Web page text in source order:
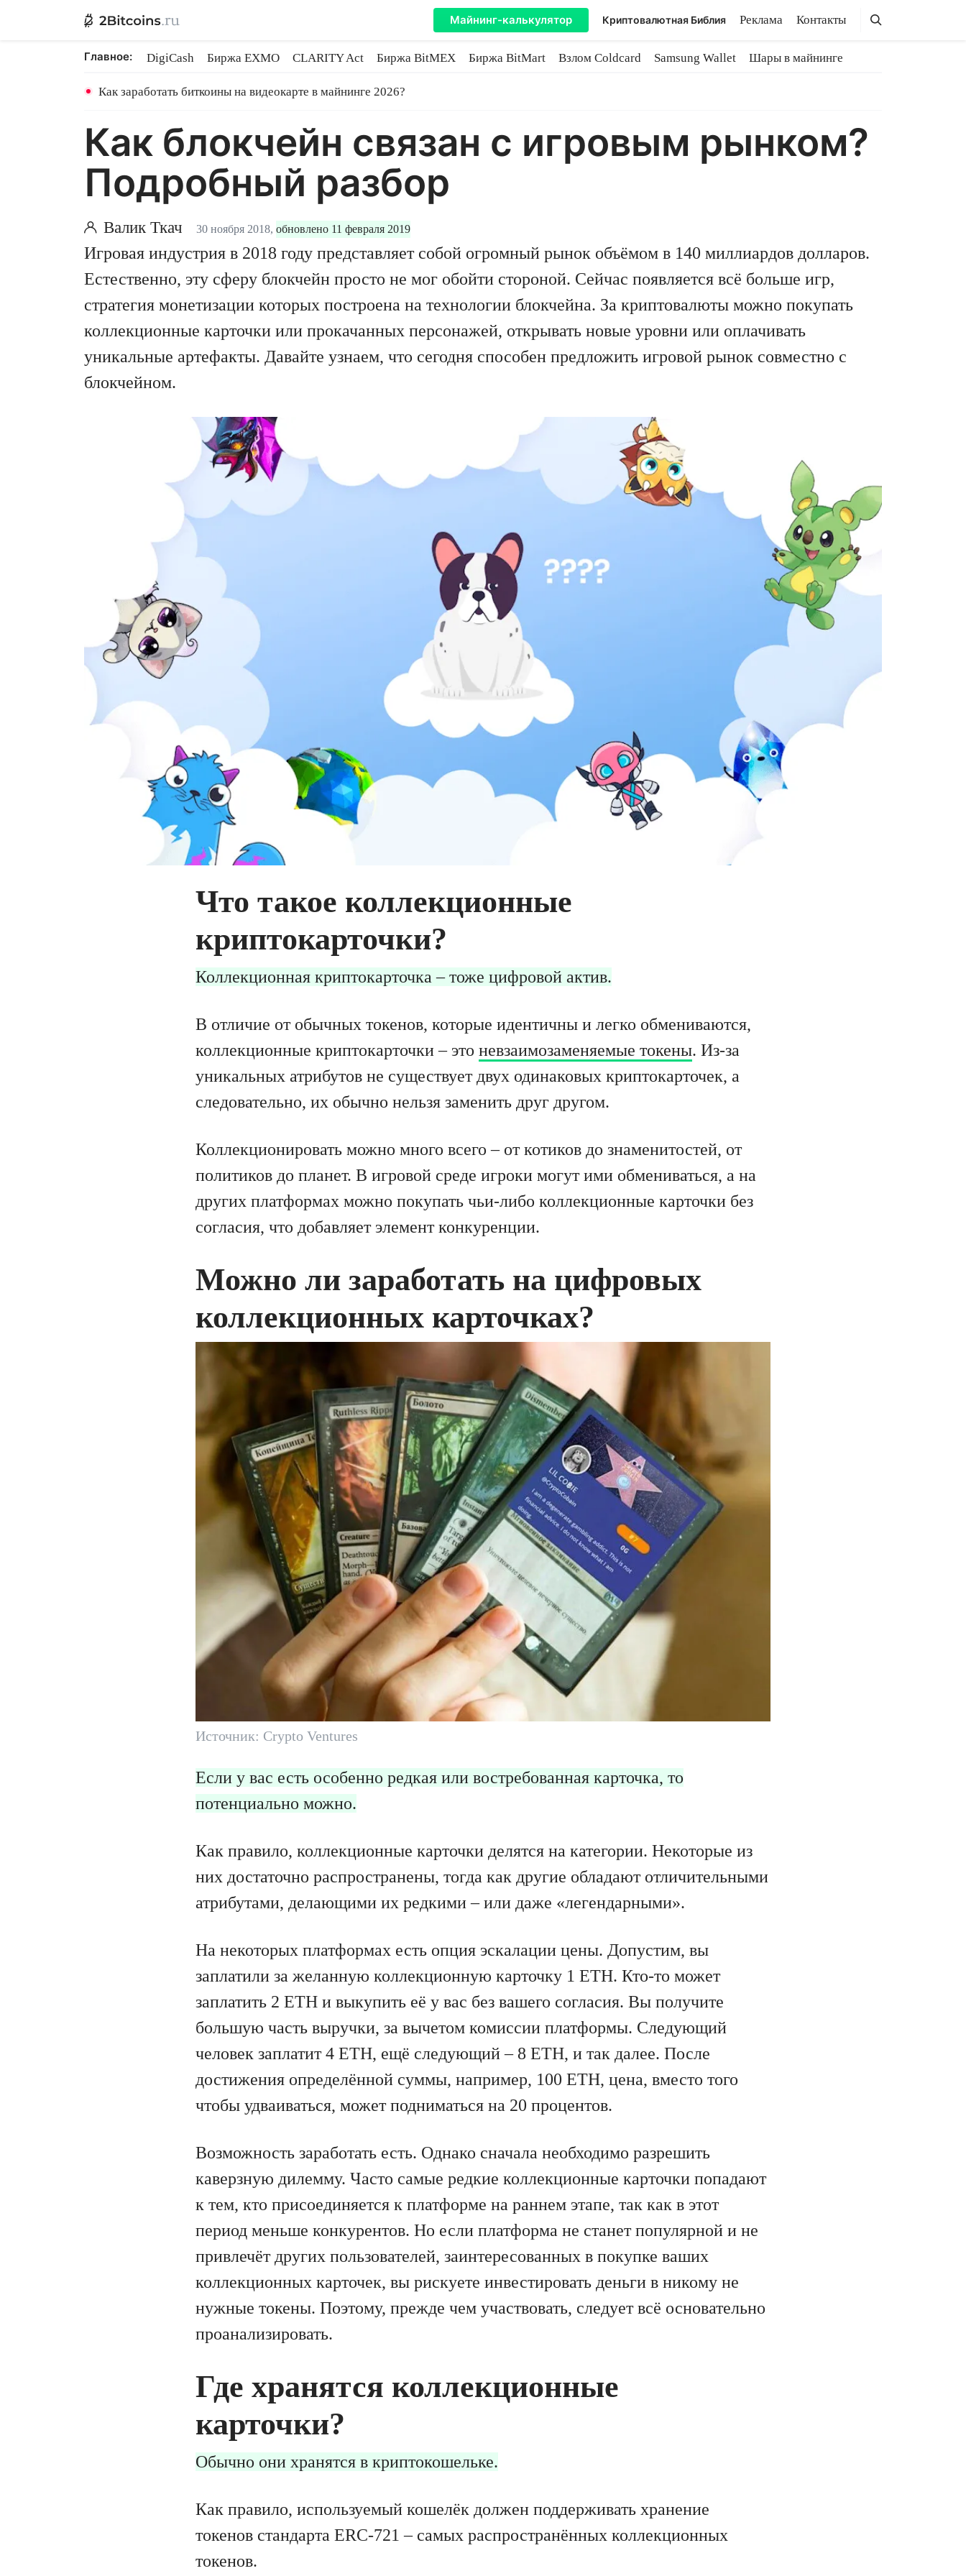
Майнинг-калькулятор Криптовалютная Библия Реклама Контакты Поиск
Поиск
Главное: DigiCash Биржа EXMO CLARITY Act Биржа BitMEX Биржа BitMart Взлом Coldcard Samsung Wallet
Шары в майнинге
Как заработать биткоины на видеокарте в майнинге 2026?
Как блокчейн связан с игровым рынком?
Подробный разбор
Валик Ткач 30 ноября 2018, обновлено 11 февраля 2019
Игровая индустрия в 2018 году представляет собой огромный рынок объёмом в 140 миллиардов долларов.
Естественно, эту сферу блокчейн просто не мог обойти стороной. Сейчас появляется всё больше игр,
стратегия монетизации которых построена на технологии блокчейна. За криптовалюты можно покупать
коллекционные карточки или прокачанных персонажей, открывать новые уровни или оплачивать
уникальные артефакты. Давайте узнаем, что сегодня способен предложить игровой рынок совместно с
блокчейном.
Что такое коллекционные
криптокарточки?
Коллекционная криптокарточка – тоже цифровой актив.
В отличие от обычных токенов, которые идентичны и легко обмениваются,
коллекционные криптокарточки – это невзаимозаменяемые токены. Из-за
уникальных атрибутов не существует двух одинаковых криптокарточек, а
следовательно, их обычно нельзя заменить друг другом.
Коллекционировать можно много всего – от котиков до знаменитостей, от
политиков до планет. В игровой среде игроки могут ими обмениваться, а на
других платформах можно покупать чьи-либо коллекционные карточки без
согласия, что добавляет элемент конкуренции.
Можно ли заработать на цифровых
коллекционных карточках?
Источник: Crypto Ventures
Если у вас есть особенно редкая или востребованная карточка, то
потенциально можно.
Как правило, коллекционные карточки делятся на категории. Некоторые из
них достаточно распространены, тогда как другие обладают отличительными
атрибутами, делающими их редкими – или даже «легендарными».
На некоторых платформах есть опция эскалации цены. Допустим, вы
заплатили за желанную коллекционную карточку 1 ETH. Кто-то может
заплатить 2 ETH и выкупить её у вас без вашего согласия. Вы получите
большую часть выручки, за вычетом комиссии платформы. Следующий
человек заплатит 4 ETH, ещё следующий – 8 ETH, и так далее. После
достижения определённой суммы, например, 100 ETH, цена, вместо того
чтобы удваиваться, может подниматься на 20 процентов.
Возможность заработать есть. Однако сначала необходимо разрешить
каверзную дилемму. Часто самые редкие коллекционные карточки попадают
к тем, кто присоединяется к платформе на раннем этапе, так как в этот
период меньше конкурентов. Но если платформа не станет популярной и не
привлечёт других пользователей, заинтересованных в покупке ваших
коллекционных карточек, вы рискуете инвестировать деньги в никому не
нужные токены. Поэтому, прежде чем участвовать, следует всё основательно
проанализировать.
Где хранятся коллекционные
карточки?
Обычно они хранятся в криптокошельке.
Как правило, используемый кошелёк должен поддерживать хранение
токенов стандарта ERC-721 – самых распространённых коллекционных
токенов.